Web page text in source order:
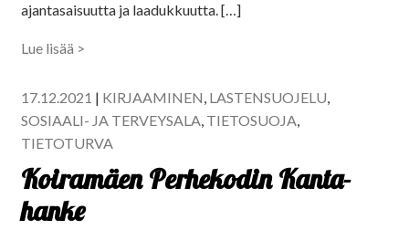
ajantasaisuutta ja laadukkuutta. […]
Lue lisää >
17.12.2021 | KIRJAAMINEN, LASTENSUOJELU,
SOSIAALI- JA TERVEYSALA, TIETOSUOJA,
TIETOTURVA
Koiramäen Perhekodin Kanta-
hanke